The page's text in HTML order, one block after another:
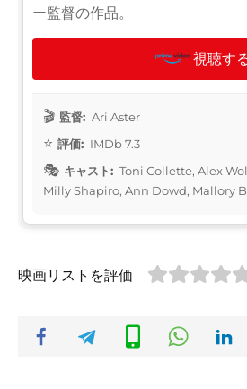
ー監督の作品。
視聴す
監督: Ari Aster
評価: IMDb 7.3
キャスト: Toni Collette, Alex
Milly Shapiro, Ann Dowd, Mallory
映画リストを評価